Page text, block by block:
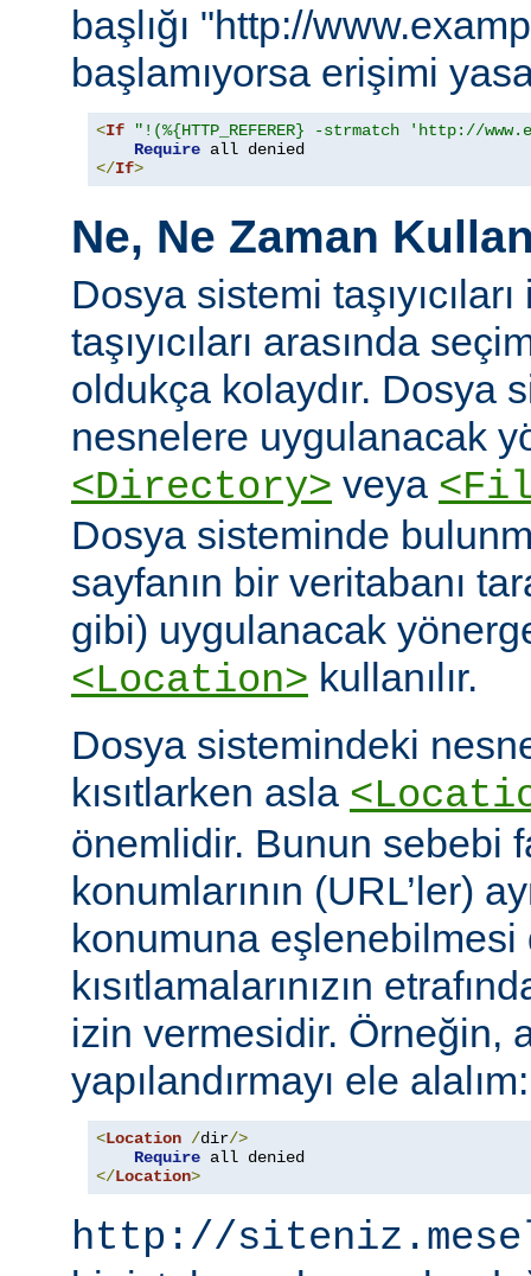
başlığı "http://
başlamıyorsa erişimi
<If
"!(%{HTTP_REFERER} -strmatch 'http://
Require
</If>
Ne, Ne Zaman
Dosya sistemi
taşıyıcıları arasında
oldukça kolaydır. Dosya
nesnelere uygulanacak
<Directory> veya
Dosya sisteminde
sayfanın bir veritabanı
gibi) uygulanacak
<Location> kullanılır.
Dosya sistemindeki
kısıtlarken asla
önemlidir. Bunun sebebi
konumlarının (URL’ler)
konumuna eşlenebilmesi
kısıtlamalarınızın
izin vermesidir. Örneğin,
yapılandırmayı ele alalım:
<Location /dir/>
Require
</Location>
http://